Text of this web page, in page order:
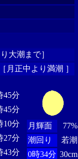
大潮まで］
月正中より満潮 ］
45分
45分
10分
27分
43分
月輝面
77%
潮回り
若潮
0時34分 30cm